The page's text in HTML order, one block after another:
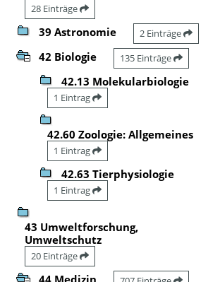
28 Einträge
39 Astronomie 2 Einträge
42 Biologie 135 Einträge
42.13 Molekularbiologie
1 Eintrag
42.60 Zoologie: Allgemeines
1 Eintrag
42.63 Tierphysiologie
1 Eintrag
43 Umweltforschung,
Umweltschutz
20 Einträge
44 Medizin